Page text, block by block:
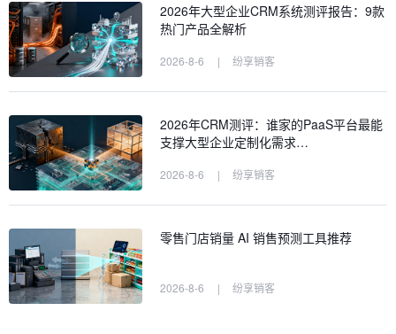
2026年大型企业CRM系统测评报告：9款
热门产品全解析
2026-8-6 | 纷享销客
2026年CRM测评：谁家的PaaS平台最能
支撑大型企业定制化需求…
2026-8-6 | 纷享销客
零售门店销量 AI 销售预测工具推荐
2026-8-6 | 纷享销客